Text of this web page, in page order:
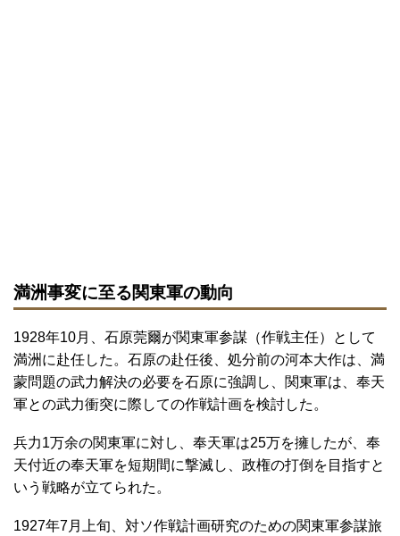
満洲事変に至る関東軍の動向
1928年10月、石原莞爾が関東軍参謀（作戦主任）として
満洲に赴任した。石原の赴任後、処分前の河本大作は、満
蒙問題の武力解決の必要を石原に強調し、関東軍は、奉天
軍との武力衝突に際しての作戦計画を検討した。
兵力1万余の関東軍に対し、奉天軍は25万を擁したが、奉
天付近の奉天軍を短期間に撃滅し、政権の打倒を目指すと
いう戦略が立てられた。
1927年7月上旬、対ソ作戦計画研究のための関東軍参謀旅